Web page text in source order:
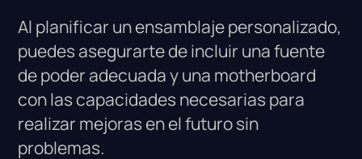
Al planificar un ensamblaje personalizado,
puedes asegurarte de incluir una fuente
de poder adecuada y una motherboard
con las capacidades necesarias para
realizar mejoras en el futuro sin
problemas.